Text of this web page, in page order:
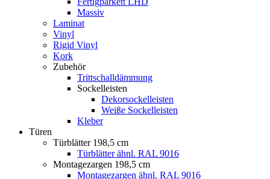
Massiv
Laminat
Vinyl
Rigid Vinyl
Kork
Zubehör
Trittschalldämmung
Sockelleisten
Dekorsockelleisten
Weiße Sockelleisten
Kleber
Türen
Türblätter 198,5 cm
Türblätter ähnl. RAL 9016
Montagezargen 198,5 cm
Montagezargen ähnl. RAL 9016